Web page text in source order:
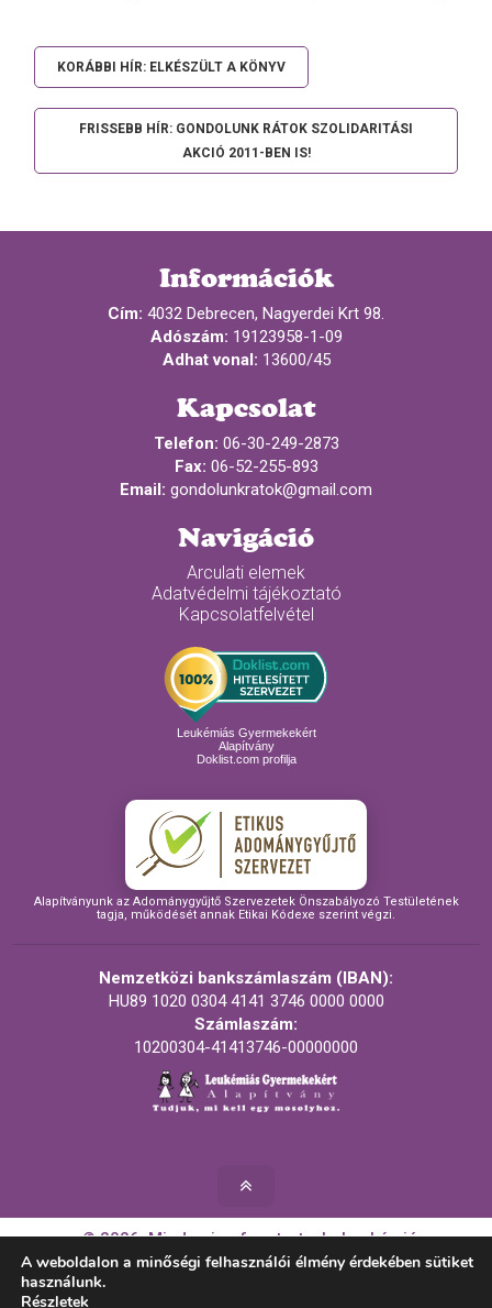
KORÁBBI HÍR: ELKÉSZÜLT A KÖNYV
FRISSEBB HÍR: GONDOLUNK RÁTOK SZOLIDARITÁSI
AKCIÓ 2011-BEN IS!
Információk
Cím: 4032 Debrecen, Nagyerdei Krt 98.
Adószám: 19123958-1-09
Adhat vonal: 13600/45
Kapcsolat
Telefon: 06-30-249-2873
Fax: 06-52-255-893
Email: gondolunkratok@gmail.com
Navigáció
Arculati elemek
Adatvédelmi tájékoztató
Kapcsolatfelvétel
Leukémiás Gyermekekért
Alapítvány
Doklist.com profilja
Alapítványunk az Adománygyűjtő Szervezetek Önszabályozó Testületének
tagja, működését annak Etikai Kódexe szerint végzi.
Nemzetközi bankszámlaszám (IBAN):
HU89 1020 0304 4141 3746 0000 0000
Számlaszám:
10200304-41413746-00000000
© 2026. Minden jog fenntartva! - Leukémiás
Gyermekekért Alapítvány
A weboldalon a minőségi felhasználói élmény érdekében sütiket
használunk.
Részletek